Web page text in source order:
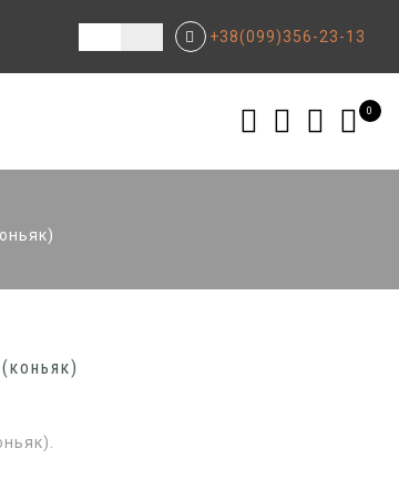
+38(099)356-23-13
0